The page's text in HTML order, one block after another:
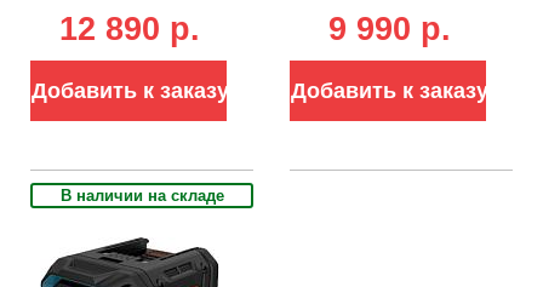
12 890 p.
Добавить к заказу
9 990 p.
Добавить к заказу
В наличии на складе